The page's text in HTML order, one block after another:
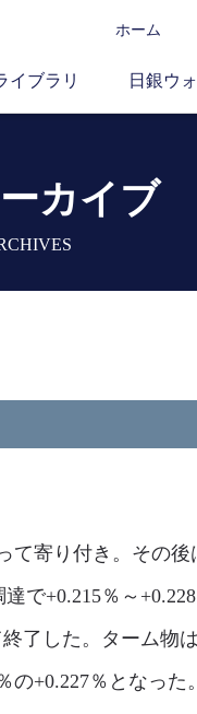
ホーム
イブラリ 日銀ウ
カイブ
寄り付き。その後
で+0.215％～
了した。ターム物
+0.227％となった